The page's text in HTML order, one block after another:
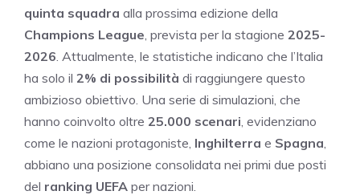
quinta squadra alla prossima edizione della
Champions League , prevista per la stagione 2025-
2026 . Attualmente, le statistiche indicano che l’Italia
ha solo il 2% di possibilità di raggiungere questo
ambizioso obiettivo. Una serie di simulazioni, che
hanno coinvolto oltre 25.000 scenari , evidenziano
come le nazioni protagoniste, Inghilterra e Spagna
abbiano una posizione consolidata nei primi due posti
del ranking UEFA per nazioni.